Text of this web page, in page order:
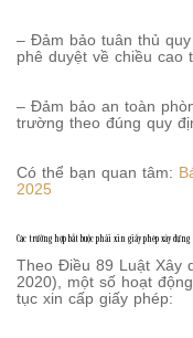
– Đảm bảo tuân thủ
phê duyệt về chiều cao
– Đảm bảo an toàn
trường theo đúng quy
Có thể bạn quan tâm:
2025
Các trường hợp bắt buộc phải xin giấy phép xây dựng
Theo Điều 89 Luật Xây
2020), một số hoạt
tục xin cấp giấy phép: